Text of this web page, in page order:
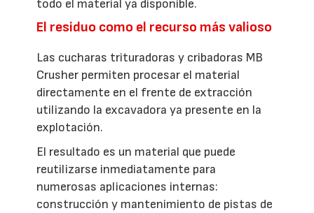
todo el material ya disponible.
El residuo como el recurso más valioso
Las cucharas trituradoras y cribadoras MB
Crusher permiten procesar el material
directamente en el frente de extracción
utilizando la excavadora ya presente en la
explotación.
El resultado es un material que puede
reutilizarse inmediatamente para
numerosas aplicaciones internas:
construcción y mantenimiento de pistas de